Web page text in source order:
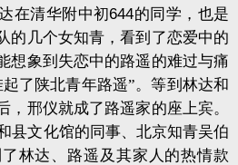
在清华附中初644的同学，也是
的几个女知青，看到了恋爱中的
想象到失恋中的路遥的难过与痛
了陕北青年路遥”。等到林达和
，邢仪就成了路遥家的座上宾。
县文化馆的同事、北京知青吴伯
林达、路遥及其家人的热情款